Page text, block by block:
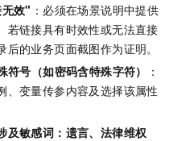
效" ：必须在场景说明中提供
若链接具有时效性或无法直接
后的业务页面截图作为证明。
号（如密码含特殊字符）
：
、变量传参内容及选择该属性
及敏感词：遗言、法律维权